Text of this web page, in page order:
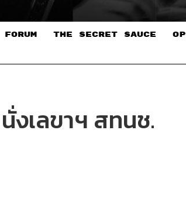
FORUM THE SECRET SAUCE​
งเลขาฯ สทนช.